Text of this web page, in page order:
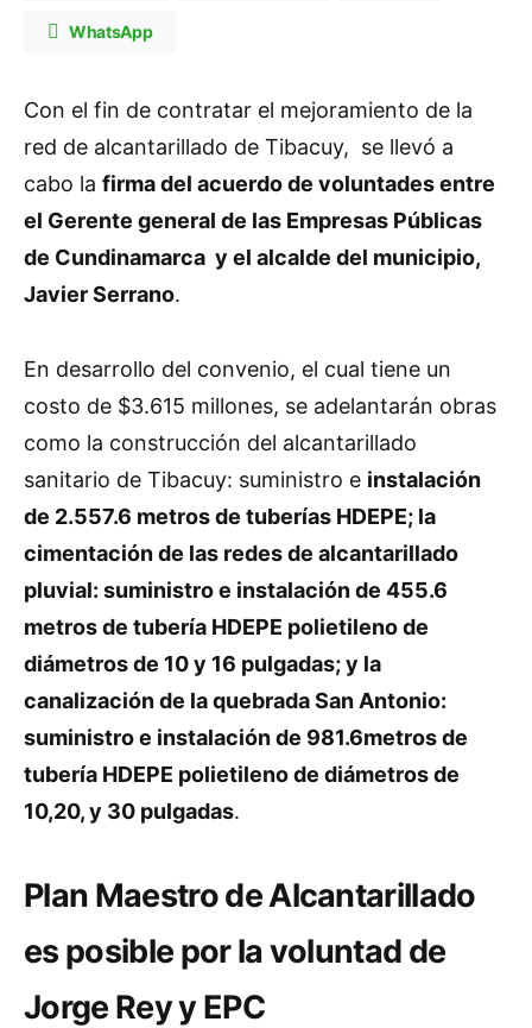
WhatsApp
Con el fin de contratar el mejoramiento de la
red de alcantarillado de Tibacuy, se llevó a
cabo la firma del acuerdo de voluntades entre
el Gerente general de las Empresas Públicas
de Cundinamarca y el alcalde del municipio,
Javier Serrano.
En desarrollo del convenio, el cual tiene un
costo de $3.615 millones, se adelantarán obras
como la construcción del alcantarillado
sanitario de Tibacuy: suministro e instalación
de 2.557.6 metros de tuberías HDEPE; la
cimentación de las redes de alcantarillado
pluvial: suministro e instalación de 455.6
metros de tubería HDEPE polietileno de
diámetros de 10 y 16 pulgadas; y la
canalización de la quebrada San Antonio:
suministro e instalación de 981.6metros de
tubería HDEPE polietileno de diámetros de
10,20, y 30 pulgadas.
Plan Maestro de Alcantarillado
es posible por la voluntad de
Jorge Rey y EPC